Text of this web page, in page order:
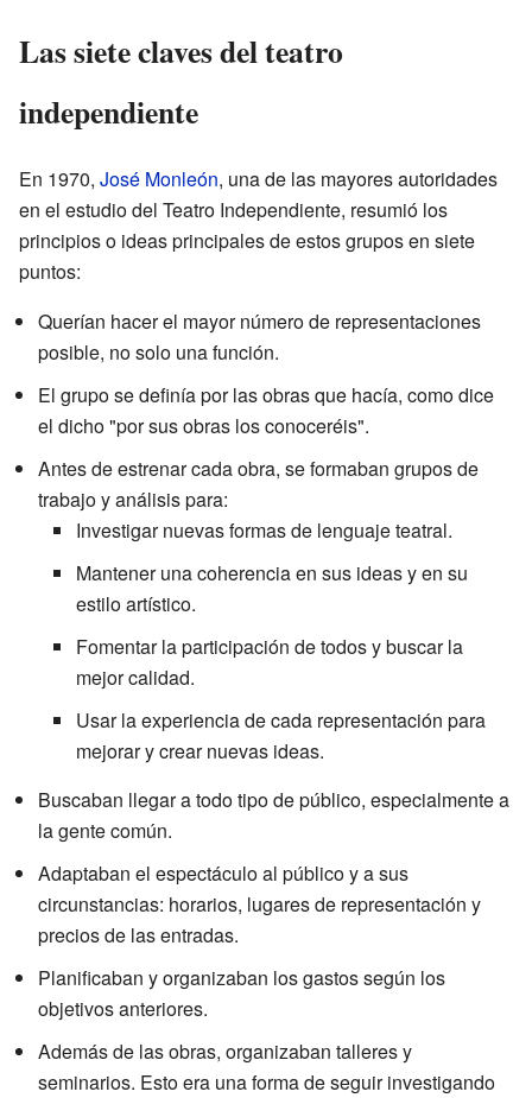
Las siete claves del teatro
independiente
En 1970, José Monleón, una de las mayores autoridades
en el estudio del Teatro Independiente, resumió los
principios o ideas principales de estos grupos en siete
puntos:
Querían hacer el mayor número de representaciones
posible, no solo una función.
El grupo se definía por las obras que hacía, como dice
el dicho "por sus obras los conoceréis".
Antes de estrenar cada obra, se formaban grupos de
trabajo y análisis para:
Investigar nuevas formas de lenguaje teatral.
Mantener una coherencia en sus ideas y en su
estilo artístico.
Fomentar la participación de todos y buscar la
mejor calidad.
Usar la experiencia de cada representación para
mejorar y crear nuevas ideas.
Buscaban llegar a todo tipo de público, especialmente a
la gente común.
Adaptaban el espectáculo al público y a sus
circunstancias: horarios, lugares de representación y
precios de las entradas.
Planificaban y organizaban los gastos según los
objetivos anteriores.
Además de las obras, organizaban talleres y
seminarios. Esto era una forma de seguir investigando